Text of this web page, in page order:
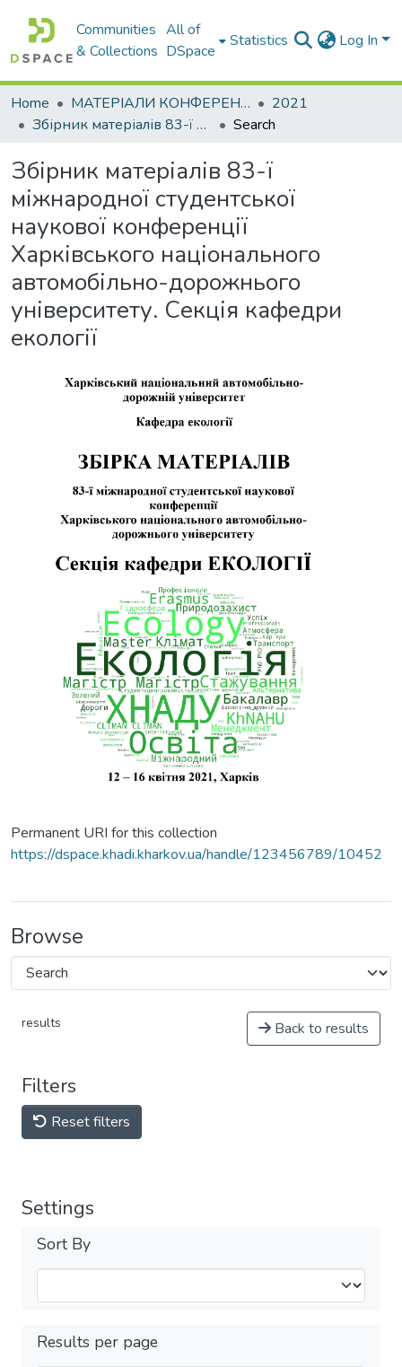
Communities
& Collections
All of
DSpace
Statistics Log In
Home МАТЕРІАЛИ КОНФЕРЕНЦІЙ
2021
Збірник матеріалів 83-ї міжнародної студентської наукової конференції Харківського національного автомобільно-дорожнього університету. Секція кафедри екології
Search
Збірник матеріалів 83-ї
міжнародної студентської
наукової конференції
Харківського національного
автомобільно-дорожнього
університету. Секція кафедри
екології
Permanent URI for this collection
https://dspace.khadi.kharkov.ua/handle/123456789/10452
Browse
results Back to results
Filters
Reset filters
Settings
Sort By
Results per page